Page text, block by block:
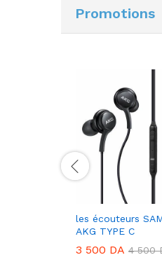
Promotions
les écouteurs
AKG TYPE C
3 500 DA 4 500